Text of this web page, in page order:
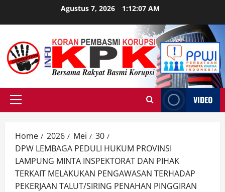
Agustus 7, 2026 1:12:08 AM
Primary
VIDEO
Home 2026 Mei
30
DPW LEMBAGA PEDULI HUKUM PROVINSI
LAMPUNG MINTA INSPEKTORAT DAN PIHAK
TERKAIT MELAKUKAN PENGAWASAN TERHADAP
PEKERJAAN TALUT/SIRING PENAHAN PINGGIRAN